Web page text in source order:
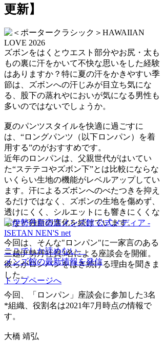
更新】
ズボンをはくとウエスト部分やお尻・太も
もの裏に汗をかいて不快な思いをした経験
はありますか？特に夏の汗をかきやすい季
節は、ズボンへの汗じみが目立ち気にな
る、股下の蒸れやにおいが気になる男性も
多いのではないでしょうか。
夏のパンツスタイルを快適に過ごすに
は、“ロングパンツ（以下ロンパン）を着
用する”のがおすすめです。
近年のロンパンは、父親世代がはいてい
た“ステテコやズボン下”とは比較にならな
いくらい生地の機能がレベルアップしてい
ます。汗によるズボンへのべたつきを抑え
るだけではなく、ズボンの生地を傷めず、
透けにくく、シルエットにも響きにくくな
るなど独自の進化を続けています。
今回は、そんな"ロンパン"に一家言のある
三越伊勢丹社員3名による座談会を開催。
彼らがロンパンをはき続ける理由を聞きま
した。
今回、「ロンパン」座談会に参加した3名
*組織、役割名は2021年7月時点の情報で
す。
大橋 靖弘
ここでしか読めない、
メンズ館の最新情報を発信
トップページへ